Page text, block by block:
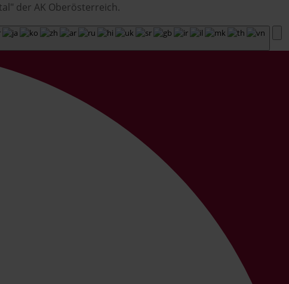
der AK Oberösterreich.